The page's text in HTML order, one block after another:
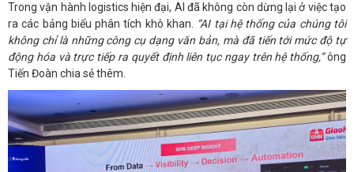
Trong vận hành logistics hiện đại, AI đã không còn dừng lại ở việc tạo
ra các bảng biểu phân tích khô khan.
“AI tại hệ thống của chúng tôi
không chỉ là những công cụ dạng văn bản, mà đã tiến tới mức độ tự
động hóa và trực tiếp ra quyết định liên tục ngay trên hệ thống,”ông
Tiến Đoàn chia sẻ thêm.